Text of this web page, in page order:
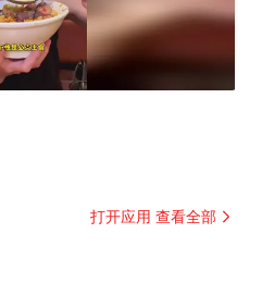
打开应用 查看全部